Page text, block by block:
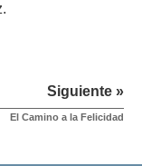
Siguiente »
El Camino a la Felicidad